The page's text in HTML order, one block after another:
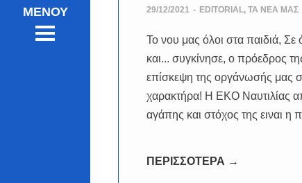
29/12/2021 - EDITORIAL, ΤΑ ΝΈΑ ΜΑΣ
Το νου μας όλοι στα παιδιά, Σε
και... συγκίνησε, ο πρόεδρος
επίσκεψη της οργάνωσής μας
χαρακτήρα! Η ΕΚΟ Ναυτιλίας
αγάπης και στόχος της ειναι
ΠΕΡΙΣΣΟΤΕΡΑ →